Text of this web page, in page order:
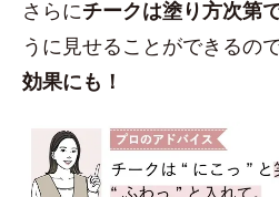
さらにチークは塗り方次第
うに見せることができるので
効果にも！